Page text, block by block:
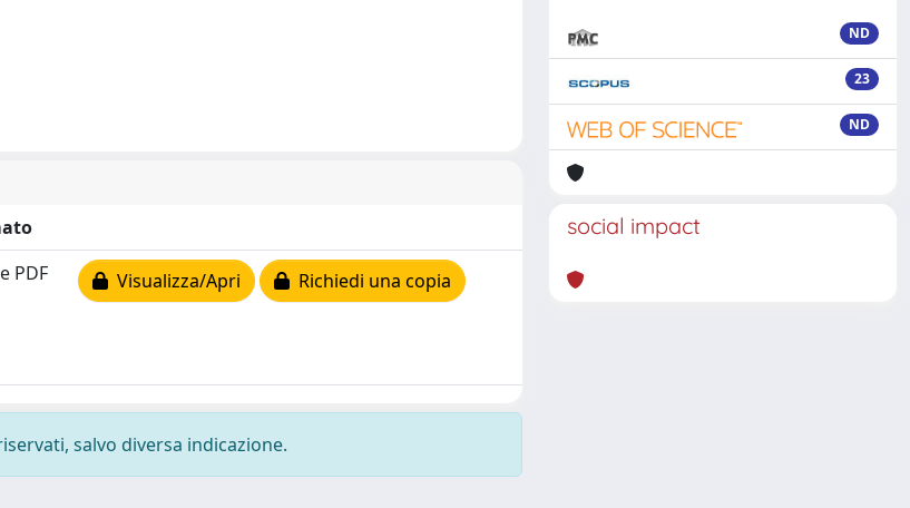
PDF Visualizza/Apri Richiedi una copia
salvo diversa indicazione.
ND
23
ND
social impact